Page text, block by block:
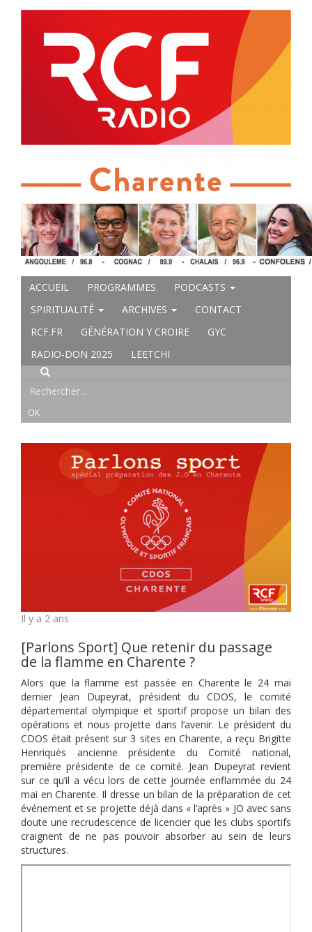
ACCUEIL PROGRAMMES
PODCASTS
SPIRITUALITÉ
ARCHIVES
CONTACT
RCF.FR
GÉNÉRATION Y CROIRE
GYC
RADIO-DON 2025
LEETCHI
Il y a 2 ans
[Parlons Sport] Que retenir du passage
de la flamme en Charente ?
Alors que la flamme est passée en Charente le 24 mai
dernier Jean Dupeyrat, président du CDOS, le comité
départemental olympique et sportif propose un bilan des
opérations et nous projette dans l’avenir. Le président du
CDOS était présent sur 3 sites en Charente, a reçu Brigitte
Henriquès ancienne présidente du Comité national,
première présidente de ce comité. Jean Dupeyrat revient
sur ce qu’il a vécu lors de cette journée enflammée du 24
mai en Charente. Il dresse un bilan de la préparation de cet
événement et se projette déjà dans « l’après » JO avec sans
doute une recrudescence de licencier que les clubs sportifs
craignent de ne pas pouvoir absorber au sein de leurs
structures.